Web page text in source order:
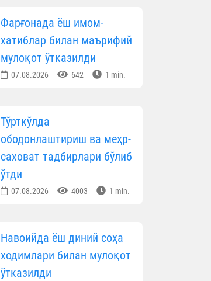
Фарғонада ёш имом-
хатиблар билан маърифий
мулоқот ўтказилди
07.08.2026 642 1 min.
Тўрткўлда
ободонлаштириш ва меҳр-
саховат тадбирлари бўлиб
ўтди
07.08.2026 4003 1 min.
Навоийда ёш диний соҳа
ходимлари билан мулоқот
ўтказилди